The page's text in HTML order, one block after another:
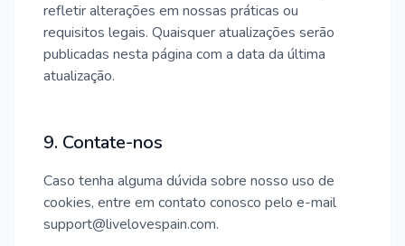
refletir alterações em nossas práticas ou
requisitos legais. Quaisquer atualizações serão
publicadas nesta página com a data da última
atualização.
9. Contate-nos
Caso tenha alguma dúvida sobre nosso uso de
cookies, entre em contato conosco pelo e-mail
support@livelovespain.com.